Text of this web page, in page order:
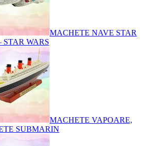
MACHETE NAVE STAR
STAR WARS
MACHETE VAPOARE,
SUBMARIN